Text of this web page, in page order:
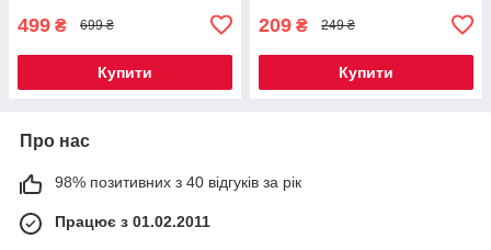
499 ₴ 699 ₴
Купити
209 ₴ 249 ₴
Купити
Про нас
98% позитивних з 40 відгуків за рік
Працює з 01.02.2011